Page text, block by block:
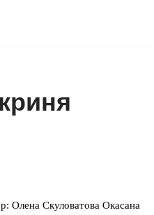
Олена Скуловатова Окасана